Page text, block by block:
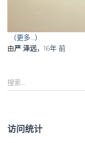
（更多…）
由严 泽远， 16年 前
搜
索
搜索…
访问统计